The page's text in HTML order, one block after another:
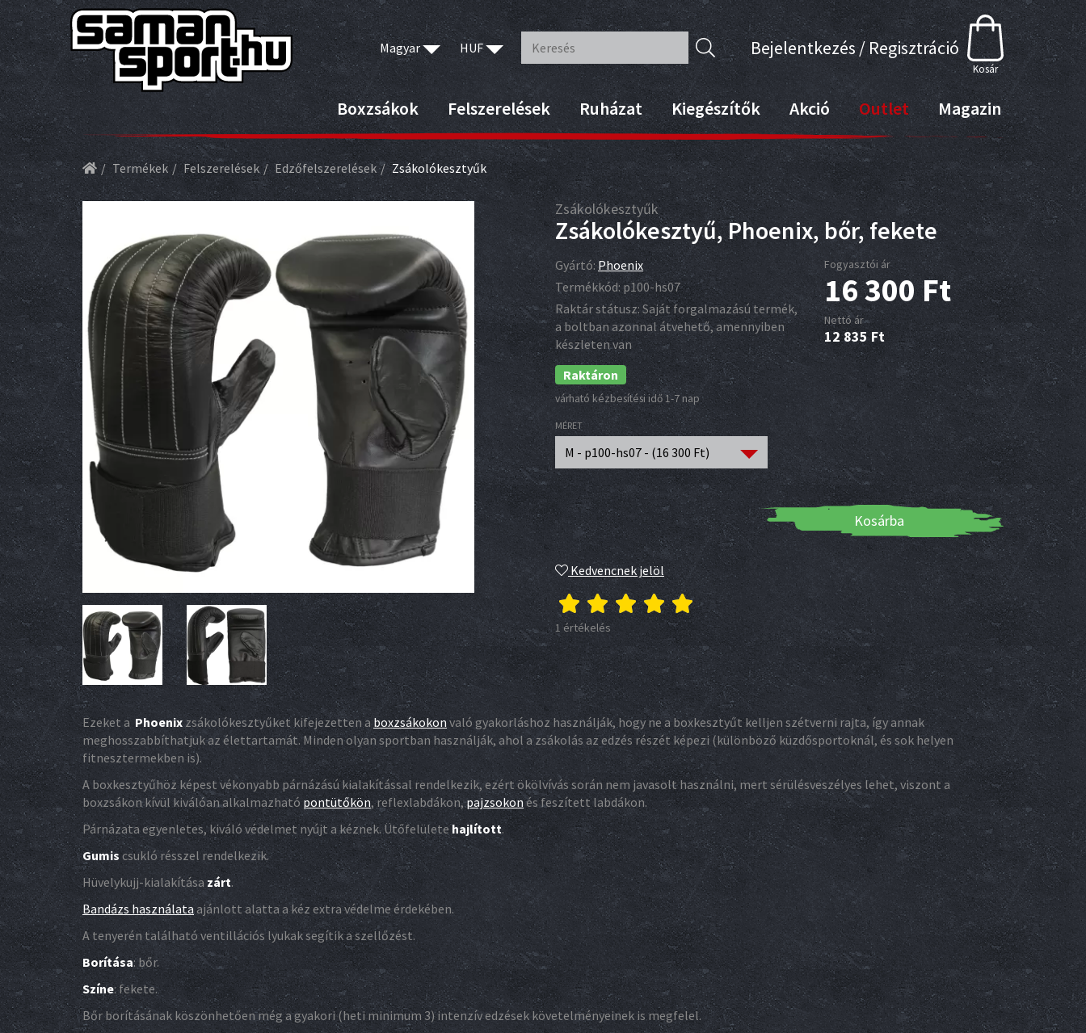
Magyar HUF Bejelentkezés / Regisztráció
Kosár
Boxzsákok Felszerelések Ruházat Kiegészítők Akció Outlet Magazin
Termékek Felszerelések Edzőfelszerelések Zsákolókesztyűk
Zsákolókesztyűk
Zsákolókesztyű, Phoenix, bőr, fekete
Fogyasztói ár
16 300Ft
Nettó ár
12 835 Ft
Gyártó: Phoenix
Termékkód: p100-hs07
Raktár státusz: Saját forgalmazású termék,
a boltban azonnal átvehető, amennyiben
készleten van
Raktáron
várható kézbesítési idő 1-7 nap
MÉRET
M - p100-hs07 - (16 300 Ft)
Kosárba
Kedvencnek jelöl
1 értékelés
Ezeket a Phoenix zsákolókesztyűket kifejezetten a boxzsákokonvaló gyakorláshoz használják, hogy ne a boxkesztyűt kelljen szétverni rajta, így annak
meghosszabbíthatjuk az élettartamát. Minden olyan sportban használják, ahol a zsákolás az edzés részét képezi (különböző küzdősportoknál, és sok helyen
fitnesztermekben is).
A boxkesztyűhöz képest vékonyabb párnázású kialakítással rendelkezik, ezért ökölvívás során nem javasolt használni, mert sérülésveszélyes lehet, viszont a
boxzsákon kívül kiválóan alkalmazható pontütőkön, reflexlabdákon,pajzsokonés feszített labdákon.
Párnázata egyenletes, kiváló védelmet nyújt a kéznek. Ütőfelületehajlított.
Gumis csukló résszel rendelkezik.
Hüvelykujj-kialakítása zárt.
Bandázs használataajánlott alatta a kéz extra védelme érdekében.
A tenyerén található ventillációs lyukak segítik a szellőzést.
Borítása: bőr.
Színe: fekete.
Bőr borításának köszönhetően még a gyakori (heti minimum 3) intenzív edzések követelményeinek is megfelel.